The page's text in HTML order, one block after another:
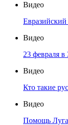
Видео
Видео
23 февраля в
Видео
Кто такие
Видео
Помощь